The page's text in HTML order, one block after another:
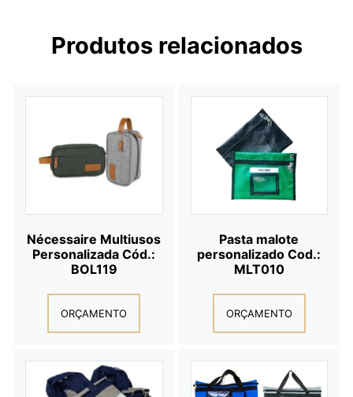
Produtos relacionados
Nécessaire Multiusos
Personalizada Cód.:
BOL119
ORÇAMENTO
Pasta malote
personalizado Cod.:
MLT010
ORÇAMENTO